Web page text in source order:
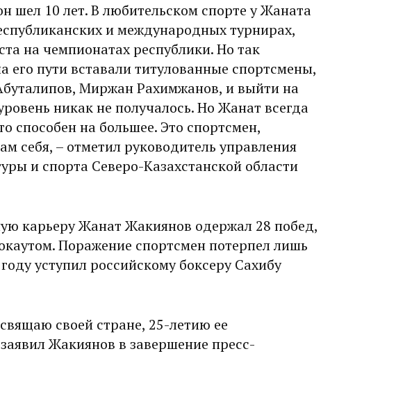
шел 10 лет. В любительском спорте у Жаната
и международных турнирах,
на чемпионатах рес­публики. Но так
его пути вставали титулованные спортсмены,
Миржан Рахимжанов, и выйти на
никак не получалось. Но Жанат всегда
способен на большее. Это спортсмен,
себя, – отметил руководитель управления
и спорта Северо-Казахстанской области
карье­ру Жанат Жакиянов одержал 28 побед,
Поражение спортсмен потерпел лишь
уступил российскому боксеру Сахибу
своей стране, 25-летию ее
Жакия­нов в завершение пресс-